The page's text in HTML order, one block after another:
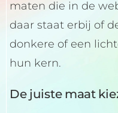
maten die in de
daar staat erbij of
donkere of een
hun kern.
De juiste maat